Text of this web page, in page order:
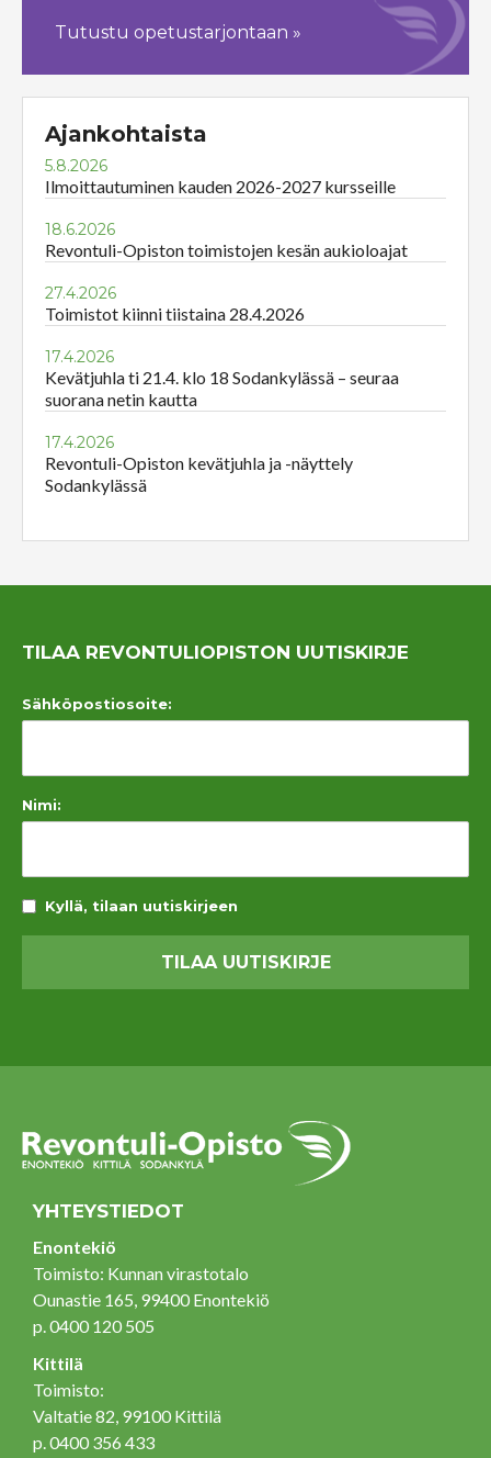
Tutustu opetustarjontaan »
Ajankohtaista
5.8.2026
Ilmoittautuminen kauden 2026-2027 kursseille
18.6.2026
Revontuli-Opiston toimistojen kesän aukioloajat
27.4.2026
Toimistot kiinni tiistaina 28.4.2026
17.4.2026
Kevätjuhla ti 21.4. klo 18 Sodankylässä – seuraa
suorana netin kautta
17.4.2026
Revontuli-Opiston kevätjuhla ja -näyttely
Sodankylässä
TILAA REVONTULIOPISTON UUTISKIRJE
Sähköpostiosoite:
Nimi:
Kyllä, tilaan uutiskirjeen
YHTEYSTIEDOT
Enontekiö
Toimisto: Kunnan virastotalo
Ounastie 165, 99400 Enontekiö
p. 0400 120 505
Kittilä
Toimisto:
Valtatie 82, 99100 Kittilä
p. 0400 356 433